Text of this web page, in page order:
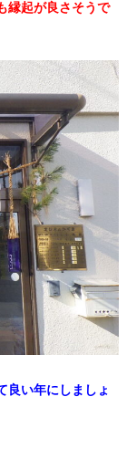
縁起が良さそうで
良い年にしましょ